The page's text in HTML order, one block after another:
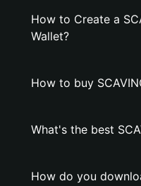
How to Create a
Wallet?
How to buy
What's the best
How do you